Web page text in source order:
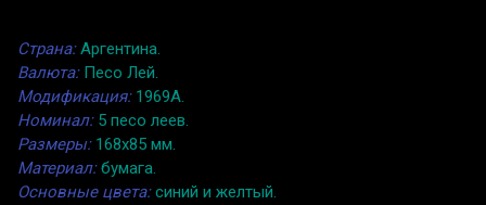
Страна:Аргентина.
Валюта:Песо Лей.
Модификация:1969A.
Номинал:5 песо леев.
Размеры:168x85 мм.
Материал:бумага.
Основные цвета:синий и желтый.